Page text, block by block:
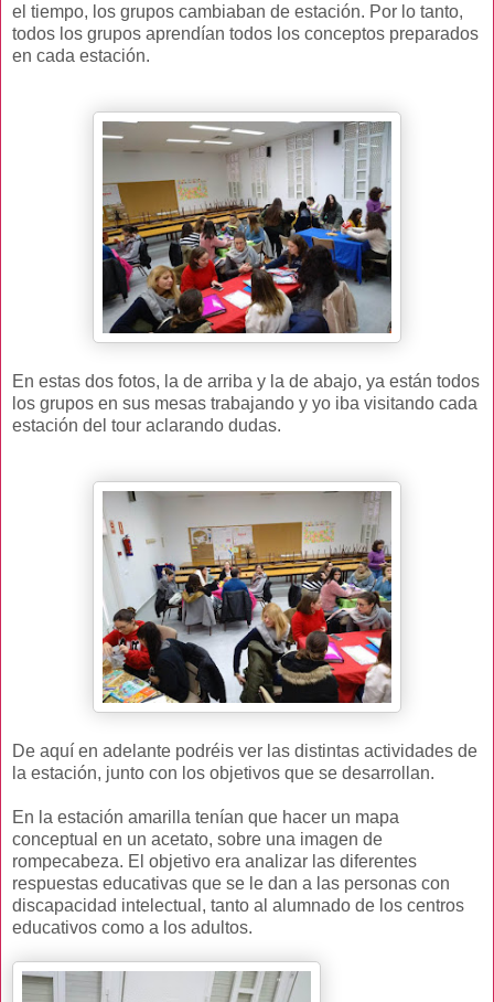
el tiempo, los grupos cambiaban de estación. Por lo tanto,
todos los grupos aprendían todos los conceptos preparados
en cada estación.
En estas dos fotos, la de arriba y la de abajo, ya están todos
los grupos en sus mesas trabajando y yo iba visitando cada
estación del tour aclarando dudas.
De aquí en adelante podréis ver las distintas actividades de
la estación, junto con los objetivos que se desarrollan.
En la estación amarilla tenían que hacer un mapa
conceptual en un acetato, sobre una imagen de
rompecabeza. El objetivo era analizar las diferentes
respuestas educativas que se le dan a las personas con
discapacidad intelectual, tanto al alumnado de los centros
educativos como a los adultos.